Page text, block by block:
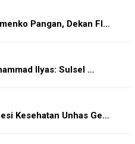
Pangan, Dekan FI…
Ilyas: Sulsel …
Kesehatan Unhas Ge…